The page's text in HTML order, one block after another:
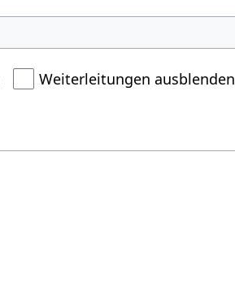
Weiterleitungen ausblenden